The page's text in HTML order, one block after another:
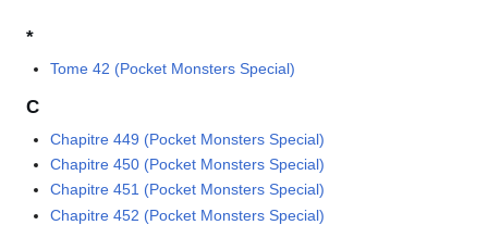
*
Tome 42 (Pocket Monsters Special)
C
Chapitre 449 (Pocket Monsters Special)
Chapitre 450 (Pocket Monsters Special)
Chapitre 451 (Pocket Monsters Special)
Chapitre 452 (Pocket Monsters Special)